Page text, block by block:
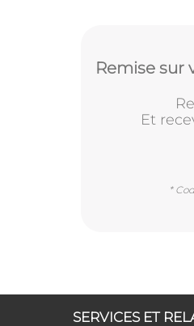
Remise sur
Et
*
SERVICES ET